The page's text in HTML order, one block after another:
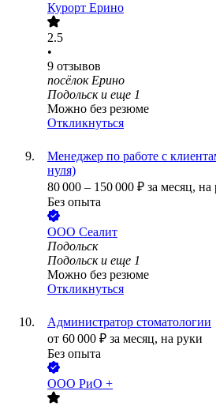
Курорт Ерино
2.5
•
9 отзывов
посёлок Ерино
Подольск и еще 1
Можно без резюме
Откликнуться
Менеджер по работе с
нуля)
80 000 – 150 000 ₽ за месяц, на
Без опыта
ООО Сеалит
Подольск
Подольск и еще 1
Можно без резюме
Откликнуться
Администратор стоматологии
от 60 000 ₽ за месяц, на руки
Без опыта
ООО РиО +